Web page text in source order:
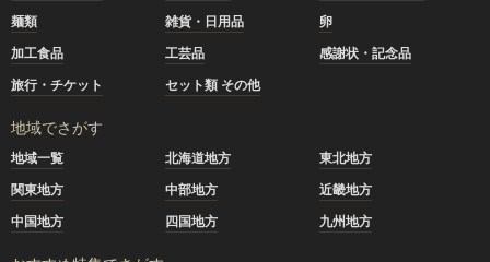
麺類
雑貨・日用品
卵
加工食品
工芸品
感謝状・記念品
旅行・チケット
セット類 その他
地域でさがす
地域一覧 北海道地方
東北地方
関東地方
中部地方
近畿地方
中国地方
四国地方 九州地方